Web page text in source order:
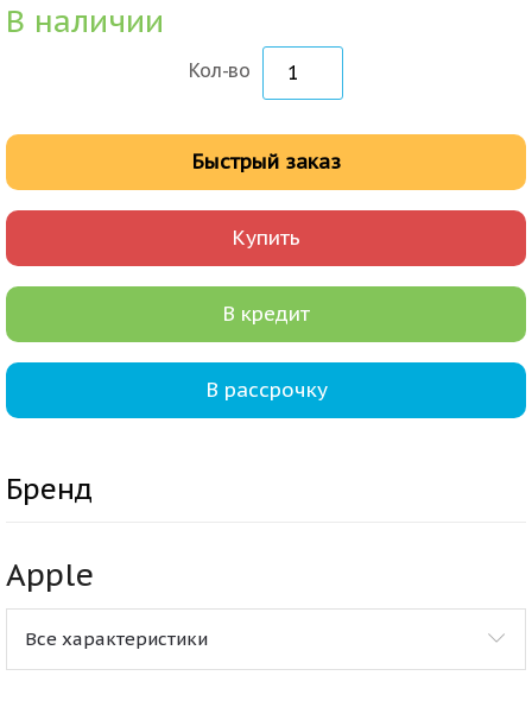
В наличии
Кол-во
Купить
Быстрый заказ
В кредит
В рассрочку
Бренд
Apple
Все характеристики